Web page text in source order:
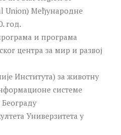
Union) Међународне
год.
и програма
центра за мир и развој
Института) за животну
системе
Београду
Универзитета у